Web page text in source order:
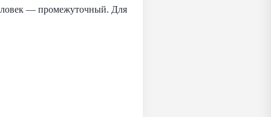
— промежуточный. Для